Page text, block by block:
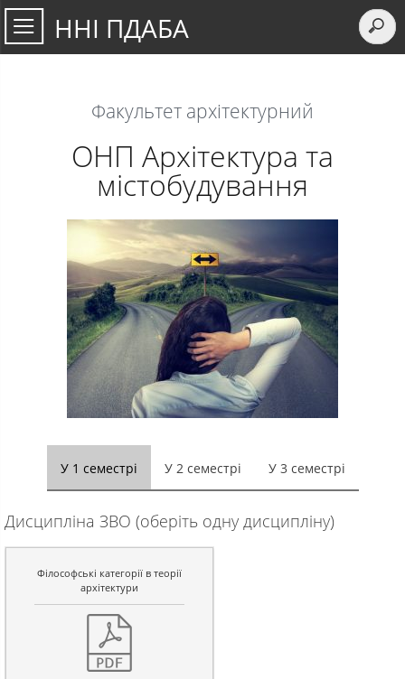
ННІ ПДАБА
Факультет архітектурний
ОНП Архітектура та
містобудування
У 1 семестрі У 2 семестрі У 3 семестрі
Дисципліна ЗВО (оберіть одну дисципліну)
Філософські категорії в теорії
архітектури